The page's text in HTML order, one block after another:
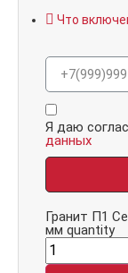
Что
Я даю
данных
Гранит П1
мм quantity